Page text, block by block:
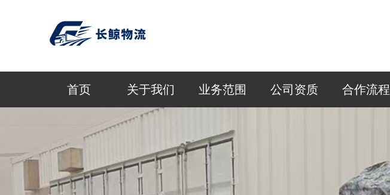
首页 关于我们 业务范围 公司资质 合作流程